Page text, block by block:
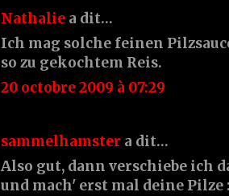
Nathalie a dit…
Ich mag solche feinen
so zu gekochtem Reis.
20 octobre 2009 à 07:29
sammelhamster a dit…
Also gut, dann verschiebe ich
und mach' erst mal deine Pilze